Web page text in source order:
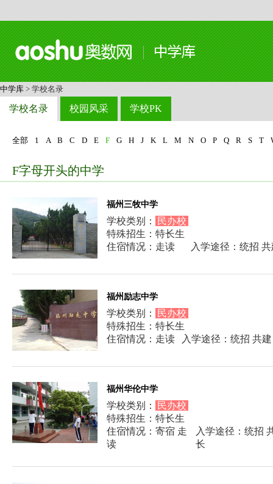
中学库 > 学校名录
学校名录 校园风采 学校PK
全部 1 A B C D E F G H J K L M N O P Q R S T
F字母开头的中学
福州三牧中学
学校类别：
民办校
特殊招生：特长生
住宿情况：走读
入学途径：统招
福州励志中学
学校类别：
民办校
特殊招生：特长生
住宿情况：走读
入学途径：统招 共
福州华伦中学
学校类别：
民办校
特殊招生：特长生
住宿情况：寄宿 走
读
入学途径：统招
长